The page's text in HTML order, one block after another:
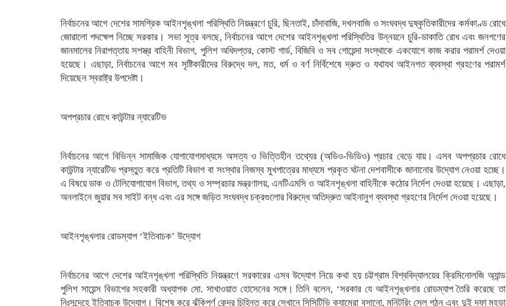
নির্বাচনের আগে দেশের সামগ্রিক আইনশৃঙ্খলা পরিস্থিতি নিয়ন্ত্রণে চুরি, ছিনতাই, চাঁদাবাজি, দখলবাজি ও সংঘবদ্ধ দুষ্কৃতিকারীদের কর্মকাণ্ড রোধে
জোরালো পদক্ষেপ নিচ্ছে সরকার। সভা সূত্র বলছে, নির্বাচনের আগে দেশের আইনশৃঙ্খলা পরিস্থিতির উন্নয়নে চুরি-ডাকাতি রোধ এবং জনগণের
জানমালের নিরাপত্তায় সশস্ত্র বাহিনী বিভাগ, পুলিশ অধিদপ্তর, কোস্ট গার্ড, বিজিবি ও সব গোয়েন্দা সংস্থাকে একযোগে কাজ করার পরামর্শ দেওয়া
হয়েছে। এছাড়া, নির্বাচনের আগে মব সৃষ্টিকারীদের বিরুদ্ধে দল, মত, ধর্ম ও বর্ণ নির্বিশেষে দ্রুত ও যথাযথ আইনগত ব্যবস্থা গ্রহণের পরামর্শ
দিয়েছেন স্বরাষ্ট্র উপদেষ্টা।
অপপ্রচার রোধে কাউন্টার ন্যারেটিভ
নির্বাচনের আগে বিভিন্ন সামাজিক যোগাযোগমাধ্যমে অসত্য ও ভিত্তিহীন তথ্যের (অডিও-ভিডিও) প্রচার বেড়ে যায়। এসব অপপ্রচার রোধে
কাউন্টার ন্যারেটিভ প্রস্তুত করে প্রতিটি বিভাগ বা সংস্থার নিজস্ব মুখপাত্রের মাধ্যমে প্রকৃত ঘটনা দেশবাসীকে জানানোর উদ্যোগ নেওয়া হচ্ছে।
এ বিষয়ে ডাক ও টেলিযোগাযোগ বিভাগ, তথ্য ও সম্প্রচার মন্ত্রণালয়, এনটিএমসি ও আইনশৃঙ্খলা বাহিনীকে কঠোর নির্দেশ দেওয়া হয়েছে। এছাড়া,
অনলাইনে জুয়ার সব সাইট বন্ধ এবং এর সঙ্গে জড়িত সংঘবদ্ধ চক্রগুলোর বিরুদ্ধে অতিদ্রুত আইনানুগ ব্যবস্থা গ্রহণের নির্দেশ দেওয়া হয়েছে।
আইনশৃঙ্খলার রোডম্যাপ ‘ইতিবাচক’ উদ্যোগ
নির্বাচনের আগে দেশের আইনশৃঙ্খলা পরিস্থিতি নিয়ন্ত্রণে সরকারের এসব উদ্যোগ নিয়ে কথা হয় চট্টগ্রাম বিশ্ববিদ্যালয়ের ক্রিমিনোলজি অ্যান্ড
পুলিশ সায়েন্স বিভাগের সহকারী অধ্যাপক মো. সাখাওয়াত হোসেনের সঙ্গে। তিনি বলেন, ‘সরকার যে আইনশৃঙ্খলার রোডম্যাপ তৈরি করেছে তা
নিঃসন্দেহে ইতিবাচক উদ্যোগ। বিশেষ করে ঝুঁকিপূর্ণ কেন্দ্র চিহ্নিত করে সেখানে সিসিটিভি ক্যামেরা বসানো, মনিটরিং সেল গঠন এবং দুই দফা মহড়া